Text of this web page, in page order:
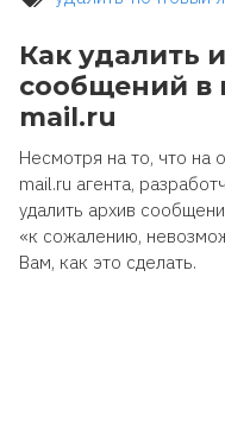
Как удалить
сообщений в
mail.ru
Несмотря на то, что на
mail.ru агента,
удалить архив
«к сожалению,
Вам, как это сделать.